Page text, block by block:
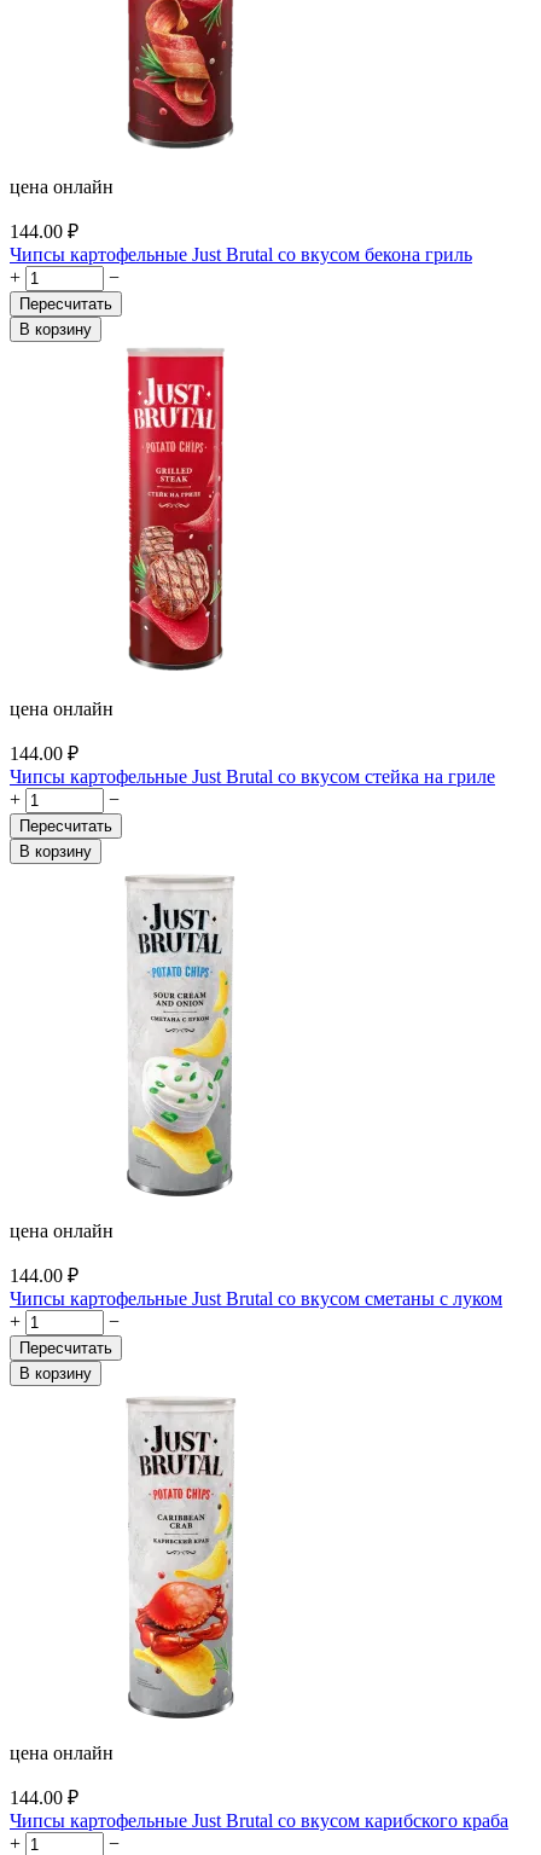
цена онлайн
144.00 ₽
Чипсы картофельные Just Brutal со вкусом бекона гриль
+
−
Пересчитать
В корзину
цена онлайн
144.00 ₽
Чипсы картофельные Just Brutal со вкусом стейка на гриле
+
−
Пересчитать
В корзину
цена онлайн
144.00 ₽
Чипсы картофельные Just Brutal со вкусом сметаны с луком
+
−
Пересчитать
В корзину
цена онлайн
144.00 ₽
Чипсы картофельные Just Brutal со вкусом карибского краба
+
−